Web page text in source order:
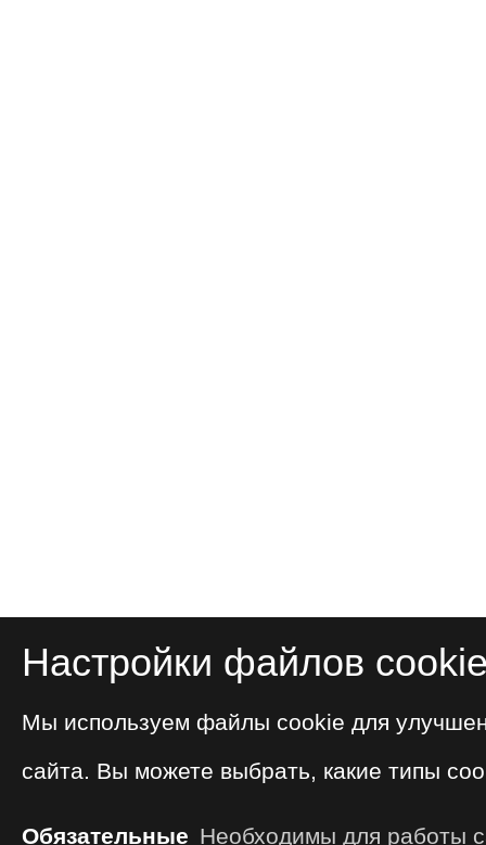
Настройки файлов
Мы используем файлы cookie для
сайта. Вы можете выбрать, какие типы
Обязательные Необходимы для работы